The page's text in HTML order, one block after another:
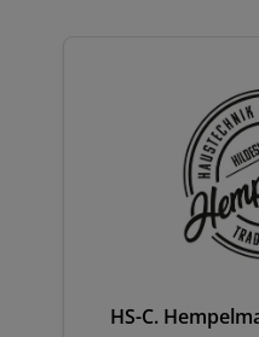
HS-C.